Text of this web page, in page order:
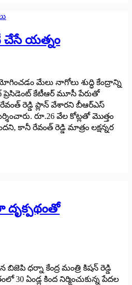
చేసే యత్నం
మేలు నాగోలు శుద్ధి కేంద్రాన్ని
ప్రెసిడెంట్‌ కేటీఆర్‌ మూసీ పేరుతో
రెడ్డి ప్లాన్‌ వేశారని బీఆర్‌ఎస్‌
రూ.26 వేల కోట్లతో మొత్తం
కానీ రేవంత్‌ రెడ్డి మాత్రం లక్షన్నర
బిజెపి ధర్నా కేంద్ర మంత్రి కిషన్ రెడ్డి
30 ఏండ్ల కింద నిర్మించుకున్న పేదల